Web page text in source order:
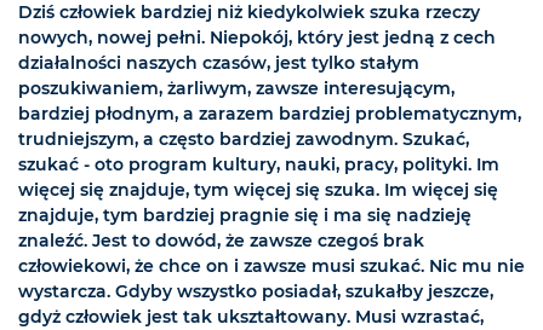
Dziś człowiek bardziej niż kiedykolwiek szuka rzeczy
nowych, nowej pełni. Niepokój, który jest jedną z cech
działalności naszych czasów, jest tylko stałym
poszukiwaniem, żarliwym, zawsze interesującym,
bardziej płodnym, a zarazem bardziej problematycznym,
trudniejszym, a często bardziej zawodnym. Szukać,
szukać - oto program kultury, nauki, pracy, polityki. Im
więcej się znajduje, tym więcej się szuka. Im więcej się
znajduje, tym bardziej pragnie się i ma się nadzieję
znaleźć. Jest to dowód, że zawsze czegoś brak
człowiekowi, że chce on i zawsze musi szukać. Nic mu nie
wystarcza. Gdyby wszystko posiadał, szukałby jeszcze,
gdyż człowiek jest tak ukształtowany. Musi wzrastać,